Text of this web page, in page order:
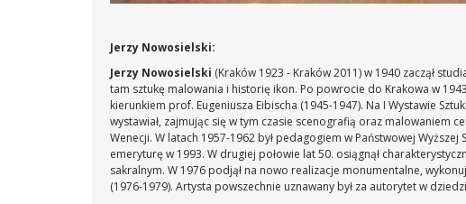
Jerzy Nowosielski:
Jerzy Nowosielski (Kraków 1923 - Kraków 2011) w 1940 zaczął
tam sztukę malowania i historię ikon. Po powrocie do Krakowa w
kierunkiem prof. Eugeniusza Eibischa (1945-1947). Na I Wystawie
wystawiał, zajmując się w tym czasie scenografią oraz malowaniem
Wenecji. W latach 1957-1962 był pedagogiem w Państwowej
emeryturę w 1993. W drugiej połowie lat 50. osiągnął
sakralnym. W 1976 podjął na nowo realizacje monumentalne,
(1976-1979). Artysta powszechnie uznawany był za autorytet w